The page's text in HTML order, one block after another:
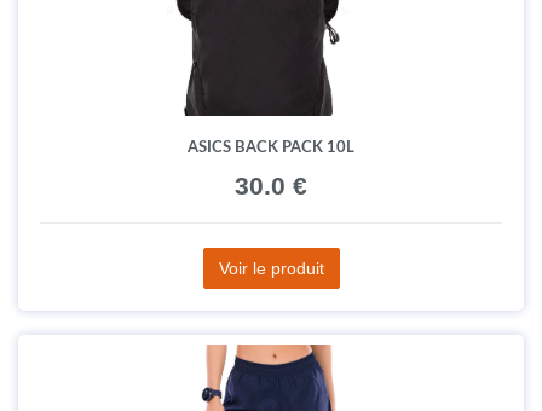
ASICS BACK PACK 10L
30.0 €
Voir le produit